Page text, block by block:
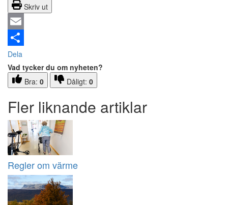
Skriv ut
Email
Dela
Vad tycker du om nyheten?
Bra: 0 Dåligt: 0
Fler liknande artiklar
Regler om värme